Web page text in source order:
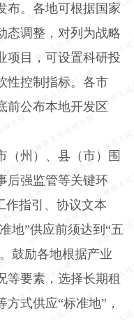
布。各地可根据国家
态调整，对列为战略
项目，可设置科研投
性控制指标。各市
前公布本地开发区
（州）、县（市）围
后强监管等关键环
作指引、协议文本
地”供应前须达到“五
鼓励各地根据产业
等要素，选择长期租
式供应“标准地”，